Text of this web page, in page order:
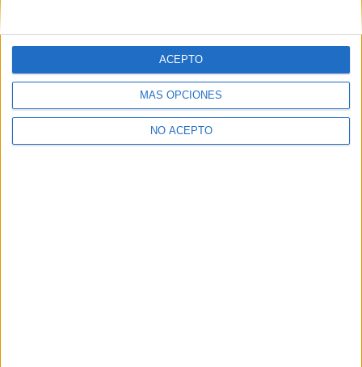
MÁS OPCIONES
NO ACEPTO
ACEPTO
Y como regalo de agradecimiento, por registrarte te daremos
gratis una copia de nuestro ebook con 100 consejos para tu
primer año de universidad